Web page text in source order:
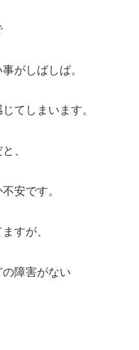
がしばしば。
てしまいます。
、
安です。
すが、
障害がない